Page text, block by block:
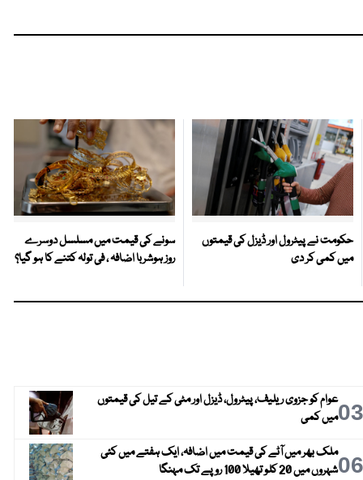
حکومت نے پیٹرول اور ڈیزل کی قیمتوں
میں کمی کر دی
سونے کی قیمت میں مسلسل دوسرے
روز ہوشربا اضافہ ، فی تولہ کتنے کا ہو گیا؟
03عوام کو جزوی ریلیف، پیٹرول، ڈیزل اور مٹی کے تیل کی قیمتوں
میں کمی
06ملک بھر میں آٹے کی قیمت میں اضافہ، ایک ہفتے میں کئی
شہروں میں 20 کلو تھیلا 100 روپے تک مہنگا